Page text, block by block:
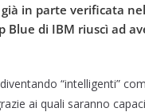
in parte verificata
Blue di IBM riuscì ad
“intelligenti”
ai quali saranno